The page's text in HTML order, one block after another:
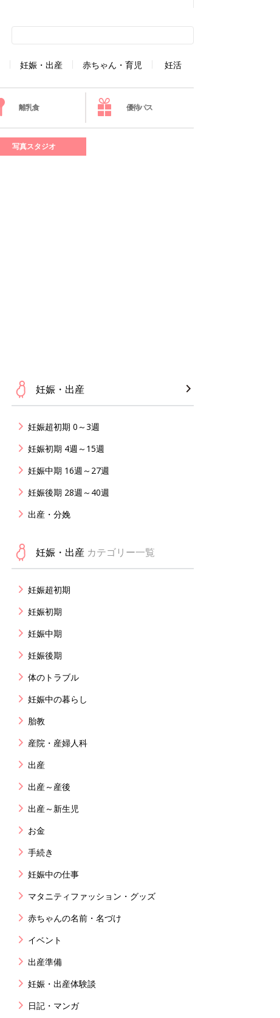
妊娠・出産 赤ちゃん・育児 妊活
離乳食 優待パス
写真スタジオ
妊娠・出産
妊娠超初期 0～3週
妊娠初期 4週～15週
妊娠中期 16週～27週
妊娠後期 28週～40週
出産・分娩
妊娠・出産 カテゴリー一覧
妊娠超初期
妊娠初期
妊娠中期
妊娠後期
体のトラブル
妊娠中の暮らし
胎教
産院・産婦人科
出産
出産～産後
出産～新生児
お金
手続き
妊娠中の仕事
マタニティファッション・グッズ
赤ちゃんの名前・名づけ
イベント
出産準備
妊娠・出産体験談
日記・マンガ